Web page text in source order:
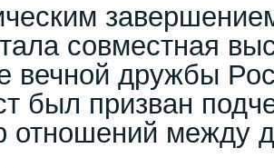
совместная
вечной дружбы
был призван
отношений между